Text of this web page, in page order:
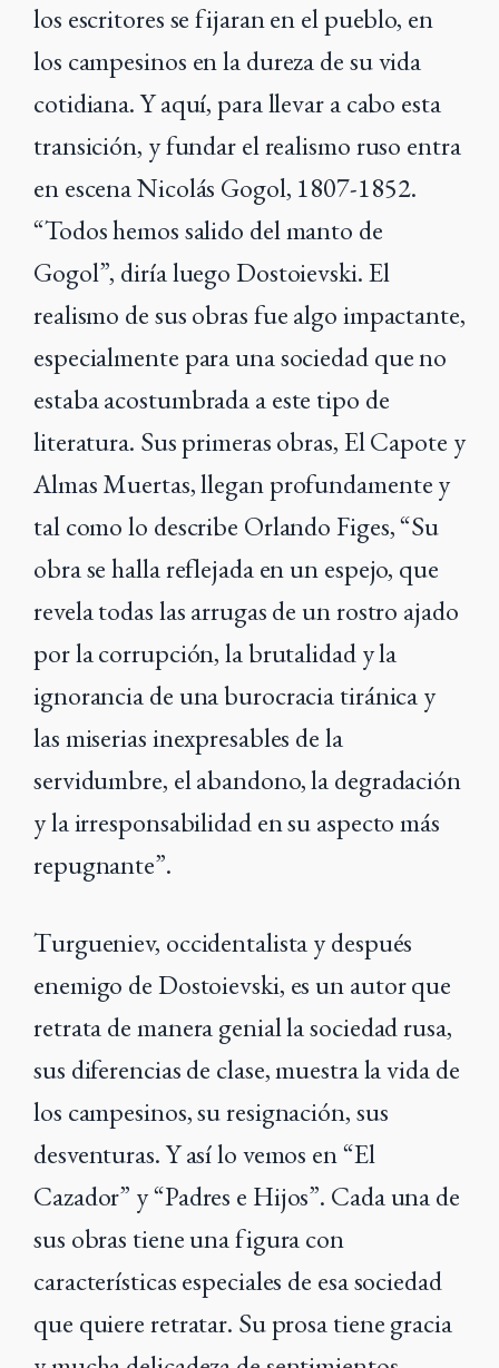
los escritores se fijaran en el pueblo, en
los campesinos en la dureza de su vida
cotidiana. Y aquí, para llevar a cabo esta
transición, y fundar el realismo ruso entra
en escena Nicolás Gogol, 1807-1852.
“Todos hemos salido del manto de
Gogol”, diría luego Dostoievski. El
realismo de sus obras fue algo impactante,
especialmente para una sociedad que no
estaba acostumbrada a este tipo de
literatura. Sus primeras obras, El Capote y
Almas Muertas, llegan profundamente y
tal como lo describe Orlando Figes, “Su
obra se halla reflejada en un espejo, que
revela todas las arrugas de un rostro ajado
por la corrupción, la brutalidad y la
ignorancia de una burocracia tiránica y
las miserias inexpresables de la
servidumbre, el abandono, la degradación
y la irresponsabilidad en su aspecto más
repugnante”.
Turgueniev, occidentalista y después
enemigo de Dostoievski, es un autor que
retrata de manera genial la sociedad rusa,
sus diferencias de clase, muestra la vida de
los campesinos, su resignación, sus
desventuras. Y así lo vemos en “El
Cazador” y “Padres e Hijos”. Cada una de
sus obras tiene una figura con
características especiales de esa sociedad
que quiere retratar. Su prosa tiene gracia